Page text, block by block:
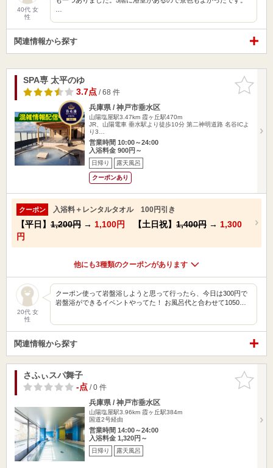
40代 女
性
関連情報から探す
お気に入
りに追加
SPA専 太平のゆ
3.7点/ 68 件
兵庫県 / 神戸市垂水区
山陽塩屋駅3.47km 霞ヶ丘駅470m
JR、山陽電車 垂水駅より徒歩10分 第二神明道路 名谷ICよ
り3…
営業時間 10:00～24:00
入浴料金 900円～
日帰り 露天風呂
クーポンあり
クーポン 入浴料＋レンタルタオル 100円引き
【平日】 1,200円 → 1,100円 【土日祝】 1,400円 → 1,300
円
他にも3種類のクーポンがあります
20代 女
性
クーポン使って岩盤浴しようと思って行ったら、今日は300円で
岩盤浴ができるイベントやってた！ お風呂代と合わせて1050…
関連情報から探す
お気に入
りに追加
さふぃスパ舞子
-点/ 0 件
兵庫県 / 神戸市垂水区
山陽塩屋駅3.96km 霞ヶ丘駅384m
国道2号経由
営業時間 14:00～24:00
入浴料金 1,320円～
日帰り 露天風呂